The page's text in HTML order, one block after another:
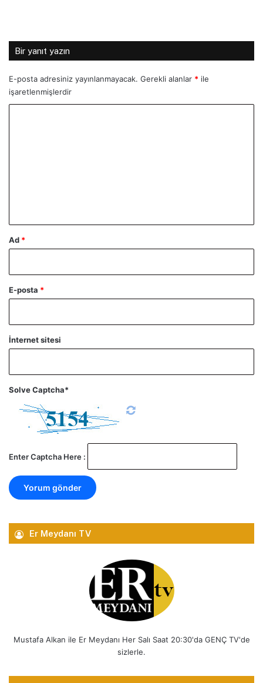
Bir yanıt yazın
E-posta adresiniz yayınlanmayacak. Gerekli alanlar * ile
işaretlenmişlerdir
Ad *
E-posta *
İnternet sitesi
Solve Captcha*
Enter Captcha Here :
Er Meydanı TV
Mustafa Alkan ile Er Meydanı Her Salı Saat 20:30'da GENÇ TV'de
sizlerle.